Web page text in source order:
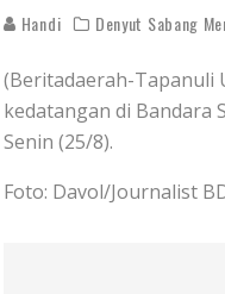
Handi Denyut Sabang
(Beritadaerah-Tapanuli
kedatangan di Bandara
Senin (25/8).
Foto: Davol/Journalist